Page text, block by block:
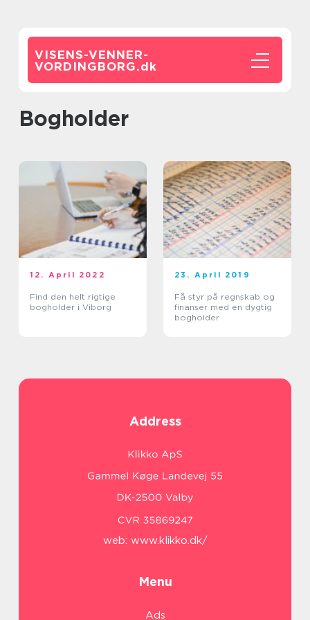
VISENS-VENNER-
VORDINGBORG.dk
bogholder
12. April 2022
Find den helt rigtige
bogholder i Viborg
23. April 2019
Få styr på regnskab og
finanser med en dygtig
bogholder
Address
web: www.klikko.dk/
Menu
Ads